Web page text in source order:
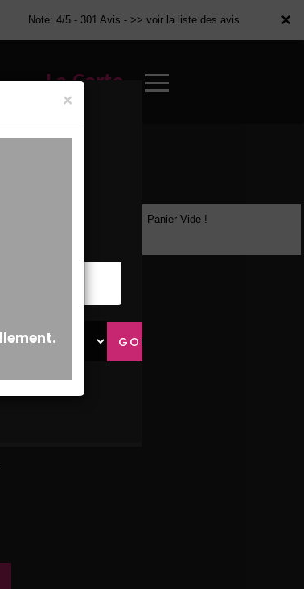
×
Note: 4/5 - 301 Avis - >> voir la liste des avis
La Carte
×
Panier Vide !
×